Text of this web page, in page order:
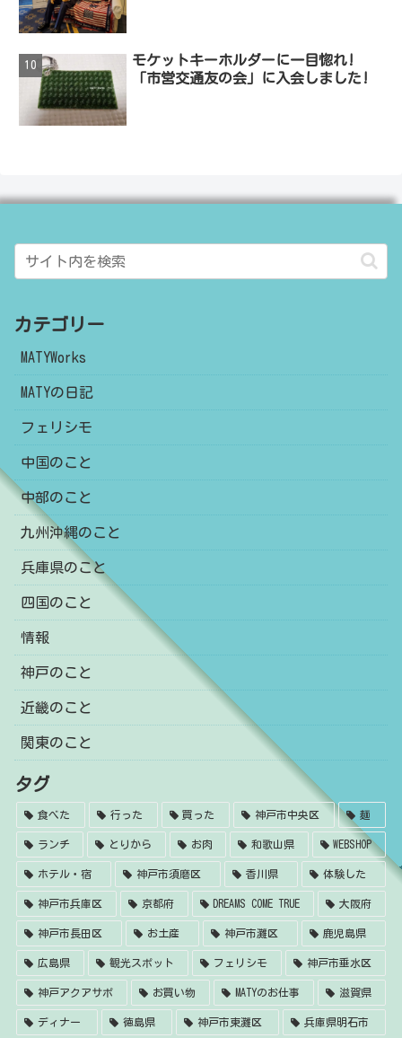
モケットキーホルダーに一目惚れ!
「市営交通友の会」に入会しました!
カテゴリー
MATYWorks
MATYの日記
フェリシモ
中国のこと
中部のこと
九州沖縄のこと
兵庫県のこと
四国のこと
情報
神戸のこと
近畿のこと
関東のこと
タグ
食べた 行った 買った 神戸市中央区 麺
ランチ とりから お肉 和歌山県 WEBSHOP
ホテル・宿 神戸市須磨区 香川県 体験した
神戸市兵庫区 京都府 DREAMS COME TRUE 大阪府
神戸市長田区 お土産 神戸市灘区 鹿児島県
広島県 観光スポット フェリシモ 神戸市垂水区
神戸アクアサポ お買い物 MATYのお仕事 滋賀県
ディナー 徳島県 神戸市東灘区 兵庫県明石市